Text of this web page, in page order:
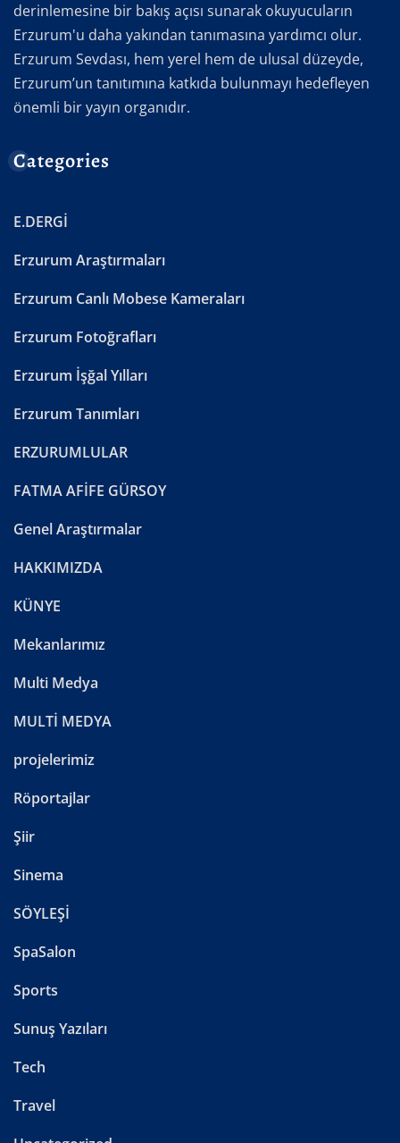
derinlemesine bir bakış açısı sunarak okuyucuların
Erzurum'u daha yakından tanımasına yardımcı olur.
Erzurum Sevdası, hem yerel hem de ulusal düzeyde,
Erzurum’un tanıtımına katkıda bulunmayı hedefleyen
önemli bir yayın organıdır.
Categories
E.DERGİ
Erzurum Araştırmaları
Erzurum Canlı Mobese Kameraları
Erzurum Fotoğrafları
Erzurum İşğal Yılları
Erzurum Tanımları
ERZURUMLULAR
FATMA AFİFE GÜRSOY
Genel Araştırmalar
HAKKIMIZDA
KÜNYE
Mekanlarımız
Multi Medya
MULTİ MEDYA
projelerimiz
Röportajlar
Şiir
Sinema
SÖYLEŞİ
SpaSalon
Sports
Sunuş Yazıları
Tech
Travel